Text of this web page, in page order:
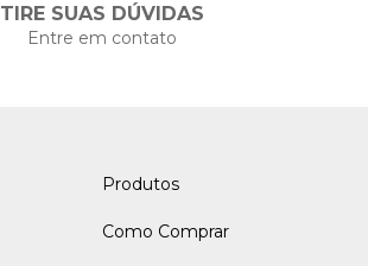
TIRE SUAS DÚVIDAS
Entre em contato
Produtos
Como Comprar